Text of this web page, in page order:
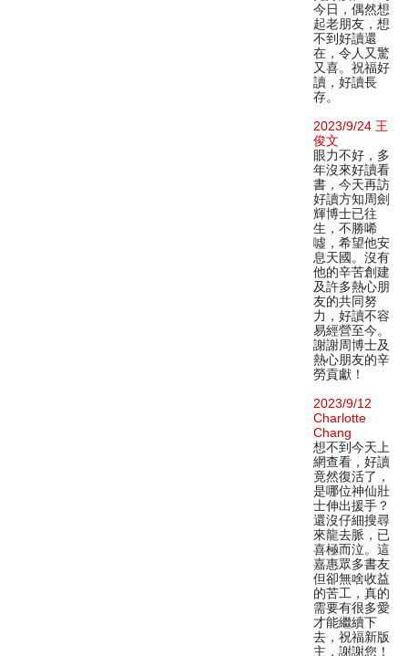
今日，偶然想
起老朋友，想
不到好讀還
在，令人又驚
又喜。祝福好
讀，好讀長
存。
2023/9/24 王
俊文
眼力不好，多
年沒來好讀看
書，今天再訪
好讀方知周劍
輝博士已往
生，不勝唏
噓，希望他安
息天國。沒有
他的辛苦創建
及許多熱心朋
友的共同努
力，好讀不容
易經營至今。
謝謝周博士及
熱心朋友的辛
勞貢獻！
2023/9/12
Charlotte
Chang
想不到今天上
網查看，好讀
竟然復活了，
是哪位神仙壯
士伸出援手？
還沒仔細搜尋
來龍去脈，已
喜極而泣。這
嘉惠眾多書友
但卻無啥收益
的苦工，真的
需要有很多愛
才能繼續下
去，祝福新版
主，謝謝您！